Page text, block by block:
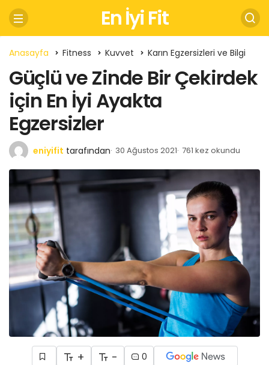
En İyi Fit
Anasayfa Fitness Kuvvet Karın Egzersizleri ve Bilgi
Güçlü ve Zinde Bir Çekirdek
için En İyi Ayakta
Egzersizler
eniyifit tarafından 30 Ağustos 2021 761 kez okundu
+ - 0